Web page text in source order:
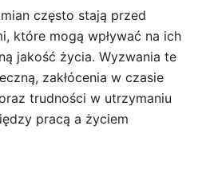
często stają przed
które mogą wpływać na ich
jakość życia. Wyzwania te
zakłócenia w czasie
trudności w utrzymaniu
pracą a życiem